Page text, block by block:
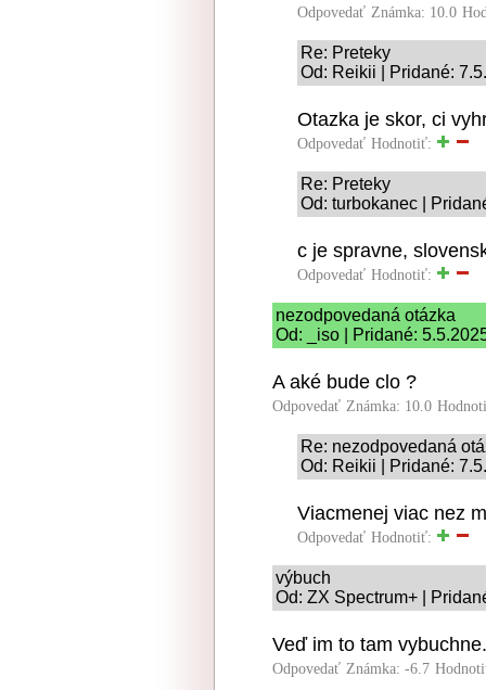
Odpovedať Známka: 10.0
Re: Preteky
Od: Reikii | Pridané:
Otazka je skor, ci
Odpovedať Hodnotiť:
Re: Preteky
Od: turbokanec |
c je spravne,
Odpovedať Hodnotiť:
nezodpovedaná otázka
Od: _iso | Pridané:
A aké bude clo ?
Odpovedať Známka: 10.0
Re: nezodpovedaná
Od: Reikii | Pridané:
Viacmenej viac nez
Odpovedať Hodnotiť:
výbuch
Od: ZX Spectrum+ |
Veď im to tam vybuchne.
Odpovedať Známka: -6.7